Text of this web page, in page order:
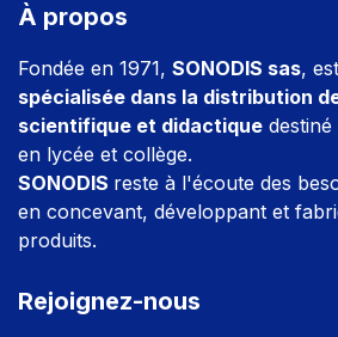
À propos
Fondée en 1971, SONODIS sas,
spécialisée dans la distribution
scientifique et didactique
en lycée et collège.
SONODIS reste à l'écoute des
en concevant, développant et
produits.
Rejoignez-nous